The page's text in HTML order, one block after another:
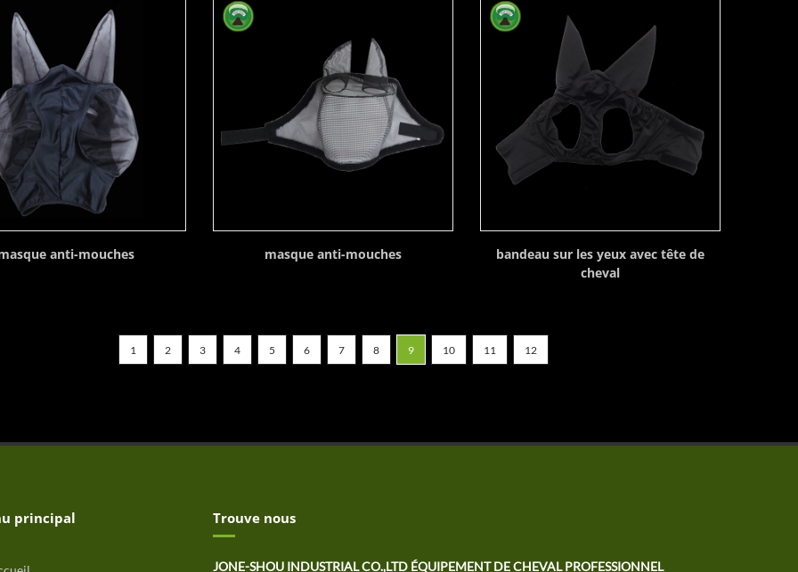
anti-mouches masque anti-mouches
bandeau sur les yeux avec tête de
cheval
1 2 3 4 5 6 7 8 9 10 11 12
principal Trouve nous
JONE-SHOU INDUSTRIAL CO.,LTD ÉQUIPEMENT DE CHEVAL PROFESSIONNEL